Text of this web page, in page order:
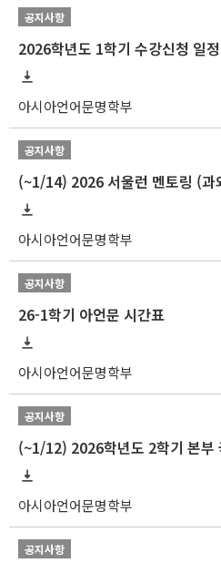
공지사항
2026학년도 1학기 수강신청 일정
아시아언어문명학부
공지사항
(~1/14) 2026 서울런 멘토링 (과
아시아언어문명학부
공지사항
26-1학기 아언문 시간표
아시아언어문명학부
공지사항
(~1/12) 2026학년도 2학기 본부
아시아언어문명학부
공지사항